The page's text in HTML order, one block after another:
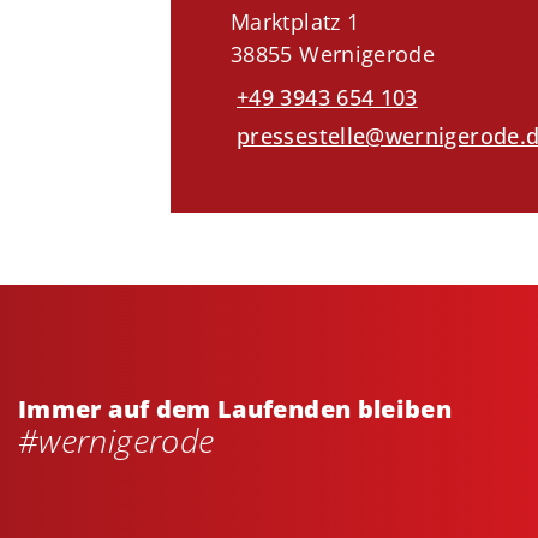
Marktplatz 1
38855 Wernigerode
+49 3943 654 103
Immer auf dem Laufenden bleiben
#wernigerode